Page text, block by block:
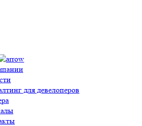
для девелоперов